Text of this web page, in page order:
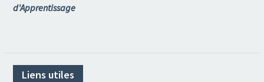
d'Apprentissage
Liens utiles